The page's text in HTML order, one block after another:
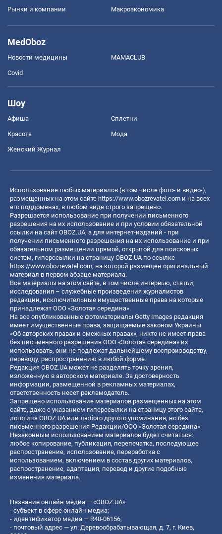
Рынки и компании Mакроэкономика
MedOboz
Новости медицины MAMACLUB
Covid
Шоу
Афиша Сплетни
Красота Мода
Женский Журнал
Использование любых материалов (в том числе фото- и видео-),
размещенных на этом сайте https://www.obozrevatel.com и на всех
его поддоменах, в любом виде строго запрещено.
Разрешается использование при получении письменного
разрешения на их использование и при условии обязательной
ссылки на сайт OBOZ.UA, а для интернет-изданий - при
получении письменного разрешения на их использование и при
обязательном размещении прямой, открытой для поисковых
систем, гиперссылки на страницу OBOZ.UA по ссылке
https://www.obozrevatel.com, на которой размещен оригинальный
материал в первом абзаце материала.
Все материалы на этом сайте, в том числе интервью, статьи,
исследования – служебные произведения журналистов
редакции, исключительные имущественные права на которые
принадлежат ООО «Золотая середина».
На все опубликованные фотоматериалы Getty Images редакция
имеет имущественные права, защищаемые законом Украины
«Об авторских правах и смежных правах», никто не имеет права
без письменного разрешения ООО «Золотая середина» их
использовать, они не подлежат дальнейшему воспроизводству,
переводу, распространению в любой форме.
Редакция OBOZ.UA может не разделять точку зрения,
изложенную в авторском материале. За достоверность
информации, размещенной в рекламных материалах,
ответственность несет рекламодатель.
Запрещено использование материалов размещенных на этом
сайте, даже с указанием гиперссылки на страницу этого сайта,
логотипа OBOZ.UA или любого другого упоминания, но без
письменного разрешения Редакции/ООО «Золотая середина»
Незаконным использованием материалов будет считаться:
любое копирование, публикация, перепечатка, последующее
распространение, использование, переработка с
использованием, включением в состав других материалов,
распространение, адаптация, перевод и другие подобные
изменения материала.
Название онлайн медиа — «OBOZ.UA»
- субъект в сфере онлайн медиа;
- идентификатор медиа — R40-06156;
- почтовый адрес — ул. Деревообрабатывающая, д. 7, г. Киев,